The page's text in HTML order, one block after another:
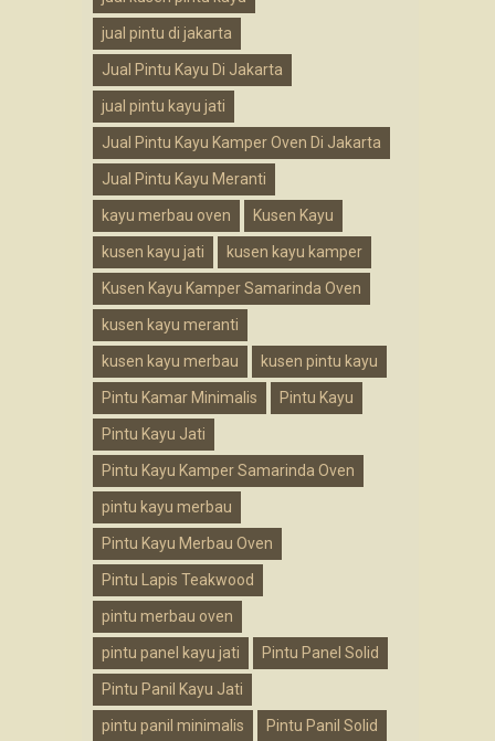
jual pintu di jakarta
Jual Pintu Kayu Di Jakarta
jual pintu kayu jati
Jual Pintu Kayu Kamper Oven Di Jakarta
Jual Pintu Kayu Meranti
kayu merbau oven Kusen Kayu
kusen kayu jati kusen kayu kamper
Kusen Kayu Kamper Samarinda Oven
kusen kayu meranti
kusen kayu merbau kusen pintu kayu
Pintu Kamar Minimalis Pintu Kayu
Pintu Kayu Jati
Pintu Kayu Kamper Samarinda Oven
pintu kayu merbau
Pintu Kayu Merbau Oven
Pintu Lapis Teakwood
pintu merbau oven
pintu panel kayu jati Pintu Panel Solid
Pintu Panil Kayu Jati
pintu panil minimalis Pintu Panil Solid